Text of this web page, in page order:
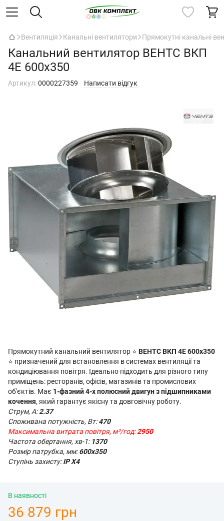
Вентиляція Канальні вентилятори Прямокутні канальні
Канальний вентилятор ВЕНТС ВКП
4Е 600х350
Артикул:0000227359 Написати відгук
Прямокутний канальний вентилятор ⭐ ВЕНТС ВКП 4Е 600x350
⭐ призначений для встановлення в системах вентиляції та
кондиціювання повітря. Ідеально підходить для різного типу
приміщень: ресторанів, офісів, магазинів та промислових
об'єктів. Має 1-фазний 4-х полюсний двигун з підшипниками
кочення, який гарантує якісну та довговічну роботу.
Струм, А:2.37
Споживана потужність, Вт:470
Максимальна витрата повітря, м³/год:2950
Частота обертання, хв-1: 1370
Розмір патрубка, мм:600x350
Ступінь захисту:IP X4
В наявності
36 879 грн